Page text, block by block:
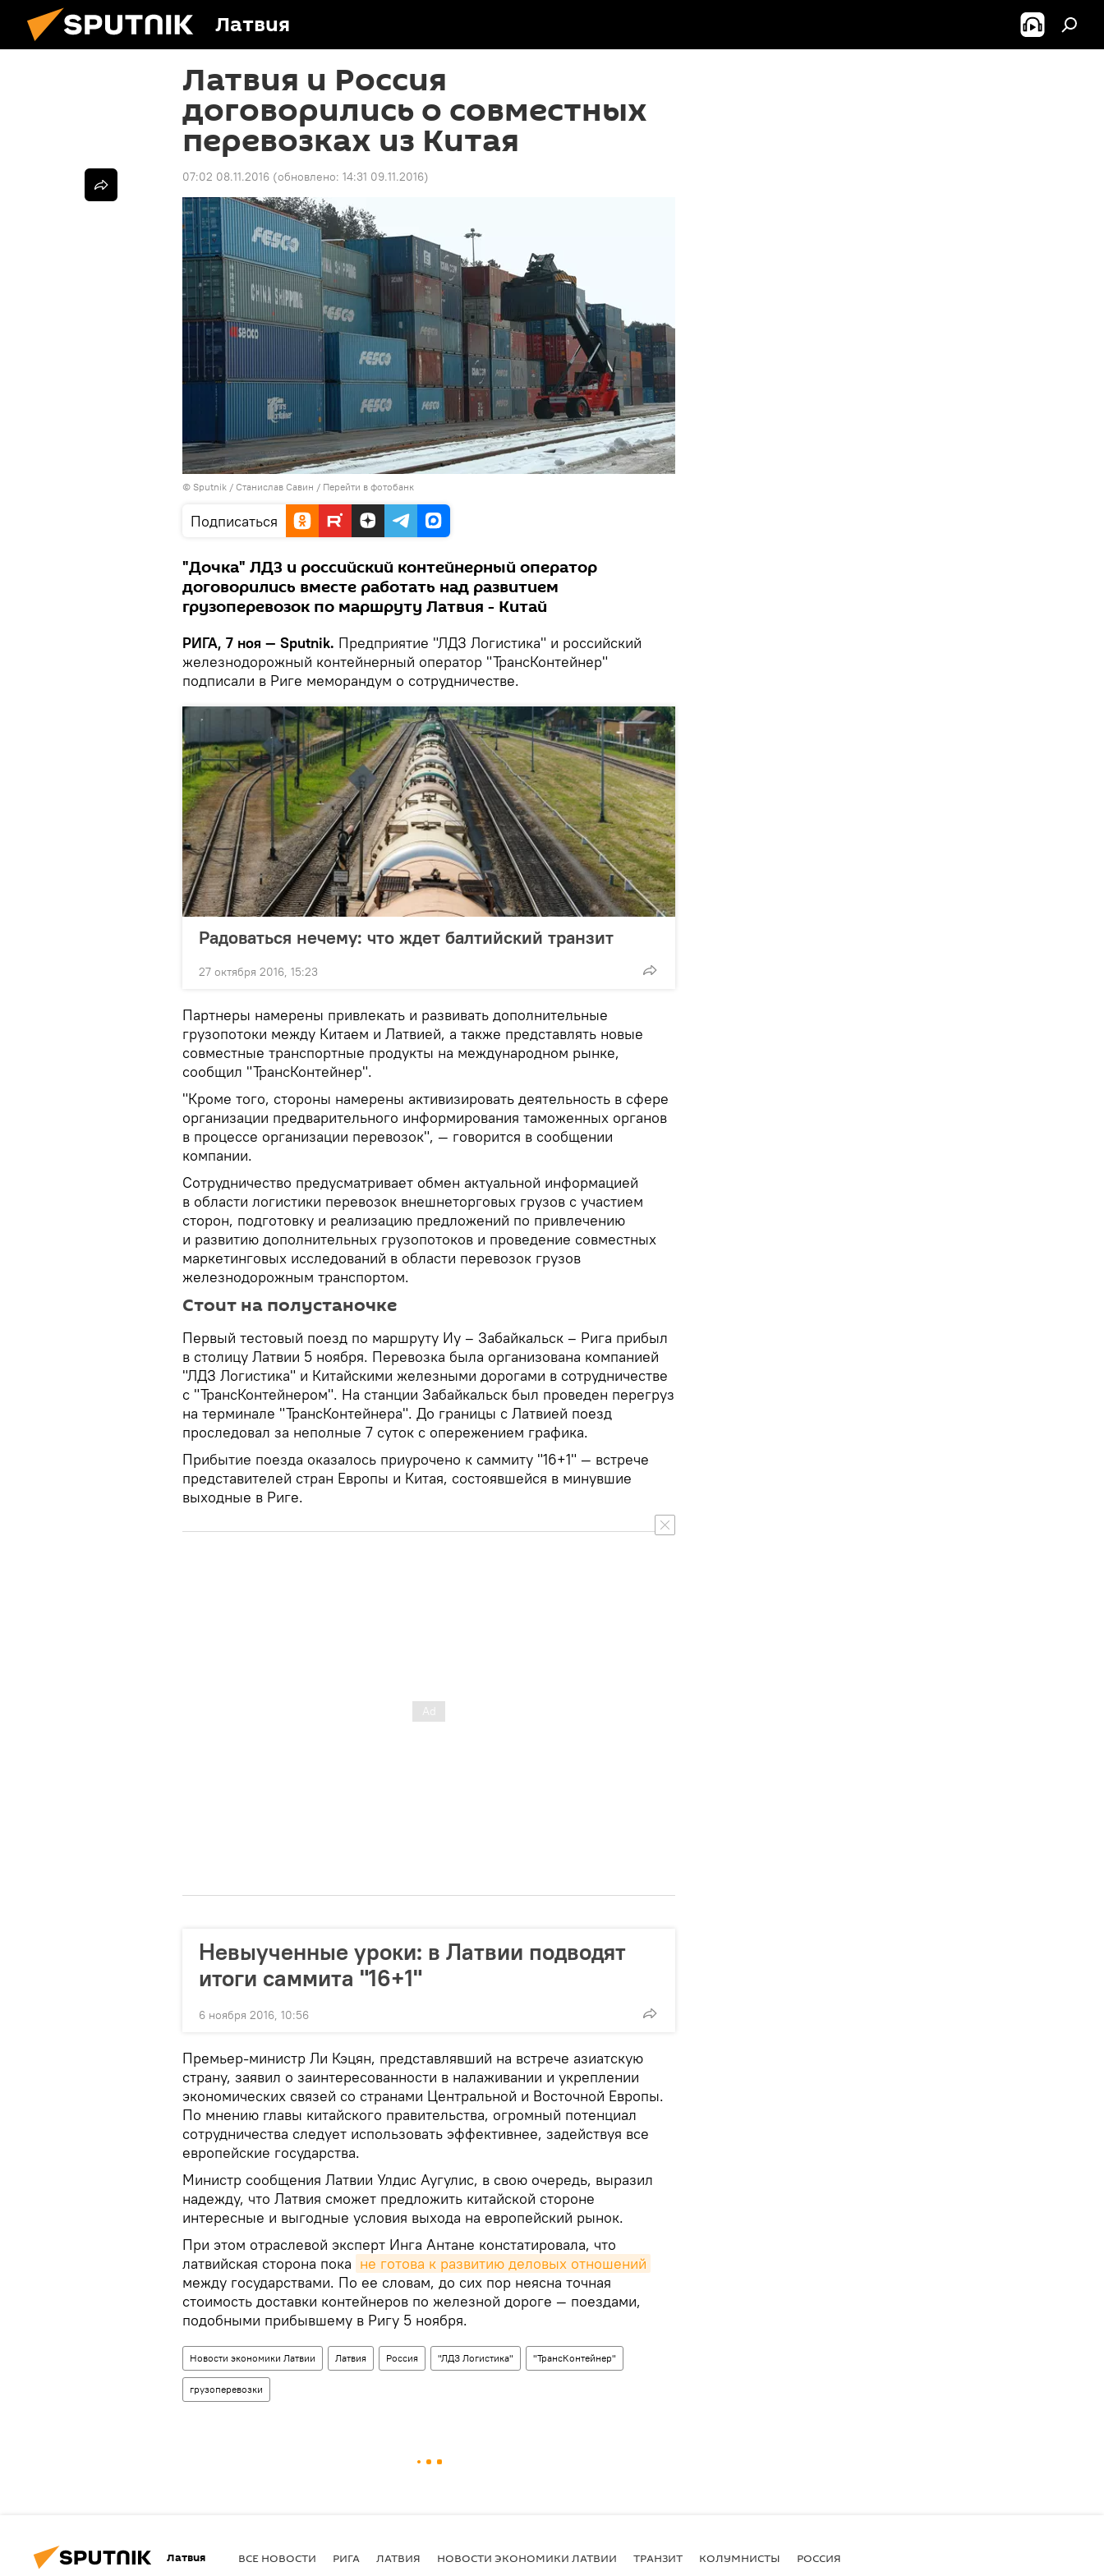
Латвия
Латвия и Россия
договорились о совместных
перевозках из Китая
07:02 08.11.2016 (обновлено: 14:31 09.11.2016)
© Sputnik / Станислав Савин / Перейти в фотобанк
Подписаться
"Дочка" ЛДЗ и российский контейнерный оператор
договорились вместе работать над развитием
грузоперевозок по маршруту Латвия - Китай
РИГА, 7 ноя — Sputnik. Предприятие "ЛДЗ Логистика" и российский
железнодорожный контейнерный оператор "ТрансКонтейнер"
подписали в Риге меморандум о сотрудничестве.
Радоваться нечему: что ждет балтийский транзит
27 октября 2016, 15:23
Партнеры намерены привлекать и развивать дополнительные
грузопотоки между Китаем и Латвией, а также представлять новые
совместные транспортные продукты на международном рынке,
сообщил "ТрансКонтейнер".
"Кроме того, стороны намерены активизировать деятельность в сфере
организации предварительного информирования таможенных органов
в процессе организации перевозок", — говорится в сообщении
компании.
Сотрудничество предусматривает обмен актуальной информацией
в области логистики перевозок внешнеторговых грузов с участием
сторон, подготовку и реализацию предложений по привлечению
и развитию дополнительных грузопотоков и проведение совместных
маркетинговых исследований в области перевозок грузов
железнодорожным транспортом.
Стоит на полустаночке
Первый тестовый поезд по маршруту Иу – Забайкальск – Рига прибыл
в столицу Латвии 5 ноября. Перевозка была организована компанией
"ЛДЗ Логистика" и Китайскими железными дорогами в сотрудничестве
с "ТрансКонтейнером". На станции Забайкальск был проведен перегруз
на терминале "ТрансКонтейнера". До границы с Латвией поезд
проследовал за неполные 7 суток с опережением графика.
Прибытие поезда оказалось приурочено к саммиту "16+1" — встрече
представителей стран Европы и Китая, состоявшейся в минувшие
выходные в Риге.
Невыученные уроки: в Латвии подводят
итоги саммита "16+1"
6 ноября 2016, 10:56
Премьер-министр Ли Кэцян, представлявший на встрече азиатскую
страну, заявил о заинтересованности в налаживании и укреплении
экономических связей со странами Центральной и Восточной Европы.
По мнению главы китайского правительства, огромный потенциал
сотрудничества следует использовать эффективнее, задействуя все
европейские государства.
Министр сообщения Латвии Улдис Аугулис, в свою очередь, выразил
надежду, что Латвия сможет предложить китайской стороне
интересные и выгодные условия выхода на европейский рынок.
При этом отраслевой эксперт Инга Антане констатировала, что
латвийская сторона пока не готова к развитию деловых отношений
между государствами. По ее словам, до сих пор неясна точная
стоимость доставки контейнеров по железной дороге — поездами,
подобными прибывшему в Ригу 5 ноября.
Новости экономики Латвии Латвия Россия "ЛДЗ Логистика" "ТрансКонтейнер"
грузоперевозки
Латвия ВСЕ НОВОСТИ РИГА ЛАТВИЯ НОВОСТИ ЭКОНОМИКИ ЛАТВИИ ТРАНЗИТ КОЛУМНИСТЫ РОССИЯ